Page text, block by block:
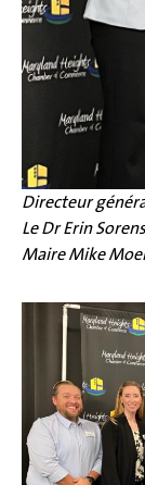
Directeur
Le Dr Erin
Maire Mike